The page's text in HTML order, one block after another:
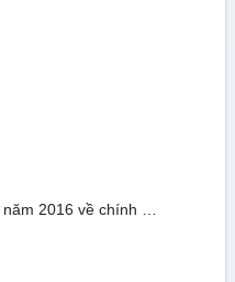
năm 2016 về chính …